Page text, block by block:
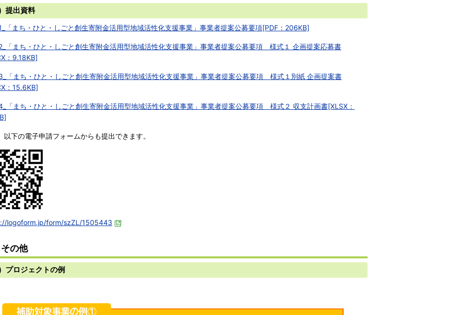
提出資料
「まち・ひと・しごと創生寄附金活用型地域活性化支援事業」事業者提案公募要項[PDF：206KB]
「まち・ひと・しごと創生寄附金活用型地域活性化支援事業」事業者提案公募要項 様式１ 企画提案応募書
：9.18KB]
「まち・ひと・しごと創生寄附金活用型地域活性化支援事業」事業者提案公募要項 様式１別紙 企画提案書
：15.6KB]
「まち・ひと・しごと創生寄附金活用型地域活性化支援事業」事業者提案公募要項 様式２ 収支計画書[XLSX：
以下の電子申請フォームからも提出できます。
logoform.jp/form/szZL/1505443
の他
プロジェクトの例